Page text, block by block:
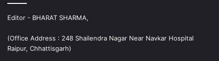
Editor - BHARAT SHARMA,
(Office Address : 248 Shailendra Nagar Near Navkar Hospital
Raipur, Chhattisgarh)